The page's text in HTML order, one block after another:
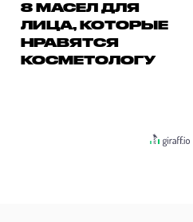
8 МАСЕЛ ДЛЯ
ЛИЦА, КОТОРЫЕ
НРАВЯТСЯ
КОСМЕТОЛОГУ